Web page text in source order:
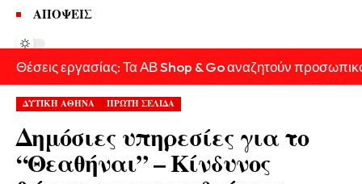
ΑΠΟΨΕΙΣ
Θέσεις εργασίας: Τα ΑΒ Shop & Go αναζητούν
ΔΥΤΙΚΗ ΑΘΗΝΑ ΠΡΩΤΗ ΣΕΛΙΔΑ
Δημόσιες υπηρεσίες για το
“Θεαθήναι” – Κίνδυνος